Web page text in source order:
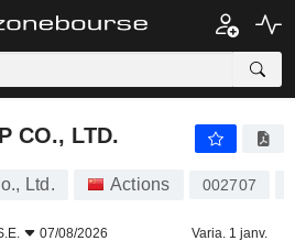
CO., LTD.
Ltd. Actions 002707
07/08/2026 Varia. 1 janv.